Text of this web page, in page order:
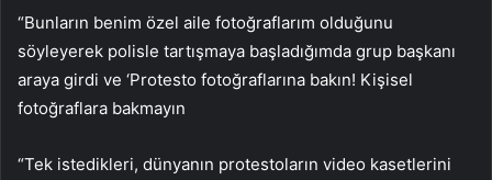
“Bunların benim özel aile fotoğraflarım olduğunu
söyleyerek polisle tartışmaya başladığımda grup başkanı
araya girdi ve ‘Protesto fotoğraflarına bakın! Kişisel
fotoğraflara bakmayın
“Tek istedikleri, dünyanın protestoların video kasetlerini